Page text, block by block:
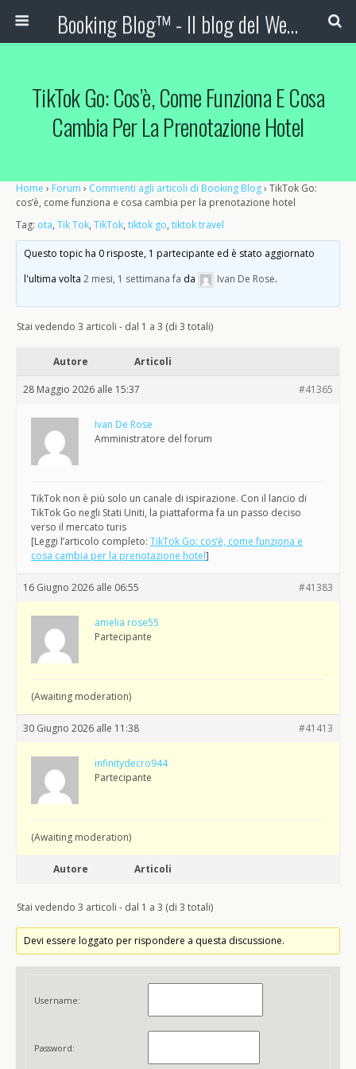
Booking Blog™ - Il blog del Web Marketing Turistico
TikTok Go: Cos’è, Come Funziona E Cosa
Cambia Per La Prenotazione Hotel
Home › Forum › Commenti agli articoli di Booking Blog› TikTok Go:
cos’è, come funziona e cosa cambia per la prenotazione hotel
Tag: ota, Tik Tok, TikTok, tiktok go, tiktok travel
Questo topic ha 0 risposte, 1 partecipante ed è stato aggiornato
l'ultima volta2 mesi, 1 settimana fa da Ivan De Rose.
Stai vedendo 3 articoli - dal 1 a 3 (di 3 totali)
Autore Articoli
28 Maggio 2026 alle 15:37 #41365
Ivan De Rose
Amministratore del forum
TikTok non è più solo un canale di ispirazione. Con il lancio di
TikTok Go negli Stati Uniti, la piattaforma fa un passo deciso
verso il mercato turis
[Leggi l’articolo completo: TikTok Go: cos’è, come funziona e
cosa cambia per la prenotazione hotel]
16 Giugno 2026 alle 06:55 #41383
amelia rose55
Partecipante
(Awaiting moderation)
30 Giugno 2026 alle 11:38 #41413
infinitydecro944
Partecipante
(Awaiting moderation)
Autore Articoli
Stai vedendo 3 articoli - dal 1 a 3 (di 3 totali)
Devi essere loggato per rispondere a questa discussione.
Username:
Password: